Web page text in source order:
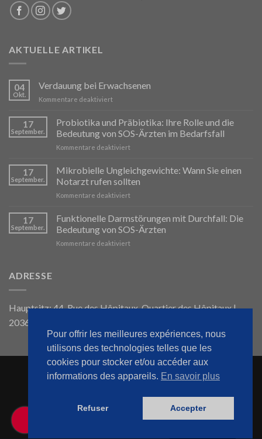
AKTUELLE ARTIKEL
04
Okt.
Verdauung bei Erwachsenen
Kommentare deaktiviertfür
Digestion
l’Adulte
17
September.
Probiotika und Präbiotika: Ihre Rolle und die
Bedeutung von SOS-Ärzten im Bedarfsfall
Kommentare deaktiviertfür
et
Prébiotiques
:
Leur
et
l’Importance
SOS
17
September.
Mikrobielle Ungleichgewichte: Wann Sie einen
Notarzt rufen sollten
Kommentare deaktiviertfür
Microbiens
Quand
Faire
17
September.
Funktionelle Darmstörungen mit Durchfall: Die
Bedeutung von SOS-Ärzten
Kommentare deaktiviertfür
SOS
ADRESSE
Hauptsitz: 44, Rue des Hôpitaux, Quartier des Hôpitaux |
20360, Marokko
SOS Doktor AgadirAlle Rechte vorbehalten
Pour offrir les meilleures expériences, nous
utilisons des technologies telles que les
cookies pour stocker et/ou accéder aux
informations des appareils. En savoir plus
Refuser Accepter